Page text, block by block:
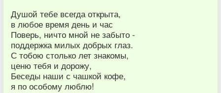
Душой тебе всегда открыта,
в любое время день и час
Поверь, ничто мной не забыто -
поддержка милых добрых глаз.
С тобою столько лет знакомы,
ценю тебя и дорожу,
Беседы наши с чашкой кофе,
я по особому люблю!